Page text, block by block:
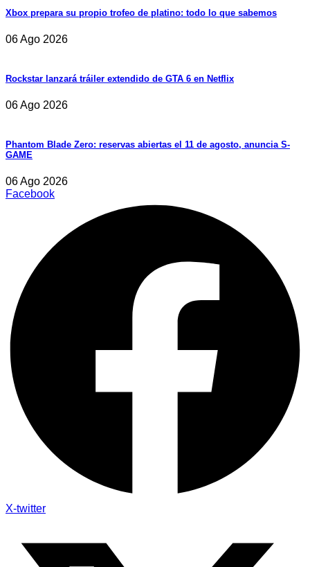
Xbox prepara su propio trofeo de platino: todo lo que sabemos
06 Ago 2026
Rockstar lanzará tráiler extendido de GTA 6 en Netflix
06 Ago 2026
Phantom Blade Zero: reservas abiertas el 11 de agosto, anuncia S-
GAME
06 Ago 2026
Facebook
X-twitter